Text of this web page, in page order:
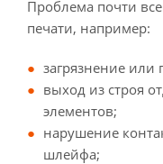
Проблема почти
печати, например:
загрязнение или
выход из строя
элементов;
нарушение
шлейфа;